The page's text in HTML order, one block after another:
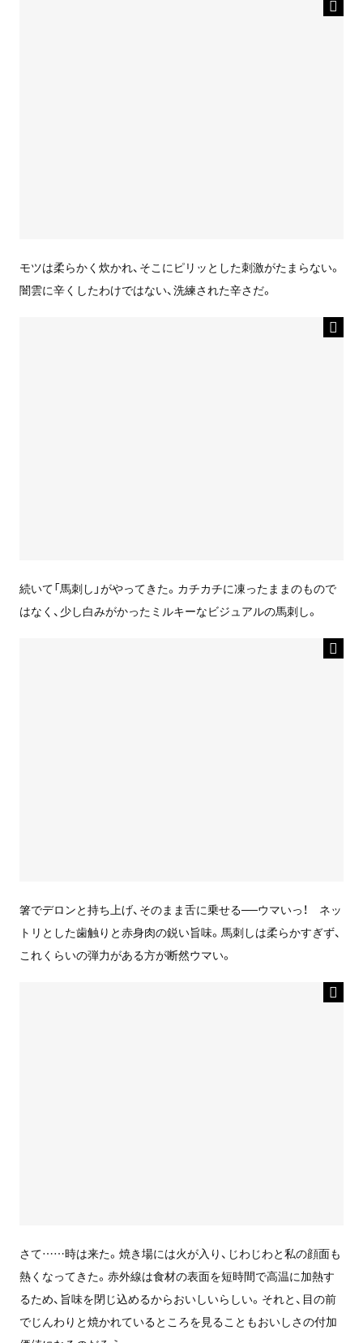
モツは柔らかく炊かれ、そこにピリッとした刺激がたまらない。
闇雲に辛くしたわけではない、洗練された辛さだ。
続いて「馬刺し」がやってきた。カチカチに凍ったままのもので
はなく、少し白みがかったミルキーなビジュアルの馬刺し。
箸でデロンと持ち上げ、そのまま舌に乗せる──ウマいっ！ ネッ
トリとした歯触りと赤身肉の鋭い旨味。馬刺しは柔らかすぎず、
これくらいの弾力がある方が断然ウマい。
さて……時は来た。焼き場には火が入り、じわじわと私の顔面も
熱くなってきた。赤外線は食材の表面を短時間で高温に加熱す
るため、旨味を閉じ込めるからおいしいらしい。それと、目の前
でじんわりと焼かれているところを見ることもおいしさの付加